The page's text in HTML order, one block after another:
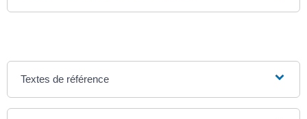
Textes de référence